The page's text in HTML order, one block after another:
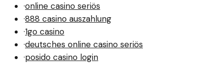
·online casino seriös
·888 casino auszahlung
·1go casino
·deutsches online casino seriös
·posido casino login